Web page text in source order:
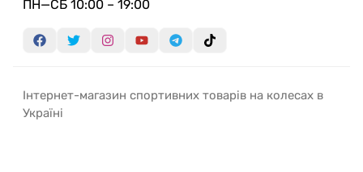
ПН—СБ 10:00 – 19:00
Інтернет-магазин спортивних товарів на колесах в
Україні